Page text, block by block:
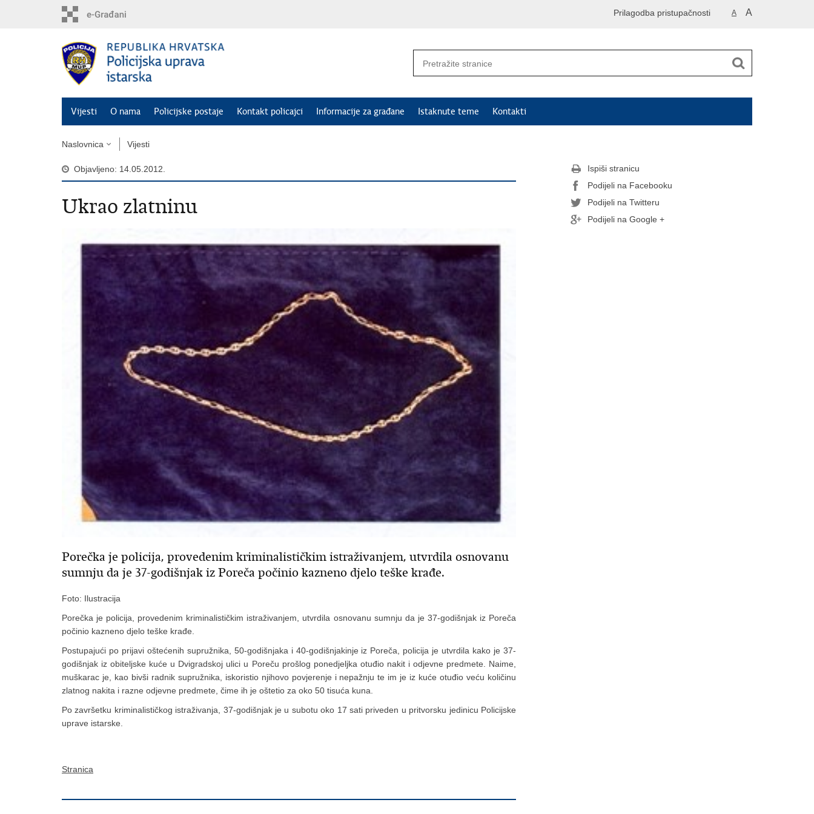
A A
Prilagodba pristupačnosti
Vijesti O nama Policijske postaje Kontakt policajci Informacije za građane Istaknute teme Kontakti
Naslovnica Vijesti
Objavljeno: 14.05.2012.
Ukrao zlatninu
Porečka je policija, provedenim kriminalističkim istraživanjem, utvrdila osnovanu
sumnju da je 37-godišnjak iz Poreča počinio kazneno djelo teške krađe.
Foto: Ilustracija
Porečka je policija, provedenim kriminalističkim istraživanjem, utvrdila osnovanu sumnju da je 37-godišnjak iz Poreča
počinio kazneno djelo teške krađe.
Postupajući po prijavi oštećenih supružnika, 50-godišnjaka i 40-godišnjakinje iz Poreča, policija je utvrdila kako je 37-
godišnjak iz obiteljske kuće u Dvigradskoj ulici u Poreču prošlog ponedjeljka otuđio nakit i odjevne predmete. Naime,
muškarac je, kao bivši radnik supružnika, iskoristio njihovo povjerenje i nepažnju te im je iz kuće otuđio veću količinu
zlatnog nakita i razne odjevne predmete, čime ih je oštetio za oko 50 tisuća kuna.
Po završetku kriminalističkog istraživanja, 37-godišnjak je u subotu oko 17 sati priveden u pritvorsku jedinicu Policijske
uprave istarske.
Stranica
Ispiši stranicu
Podijeli na Facebooku
Podijeli na Twitteru
Podijeli na Google +